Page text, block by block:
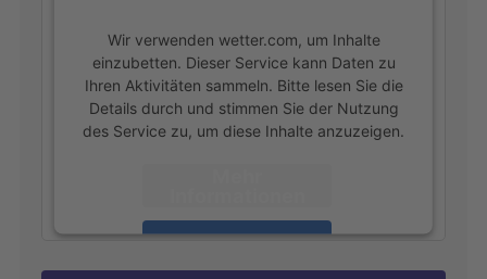
Wir verwenden wetter.com, um Inhalte
einzubetten. Dieser Service kann Daten zu
Ihren Aktivitäten sammeln. Bitte lesen Sie die
Details durch und stimmen Sie der Nutzung
des Service zu, um diese Inhalte anzuzeigen.
Akzeptieren